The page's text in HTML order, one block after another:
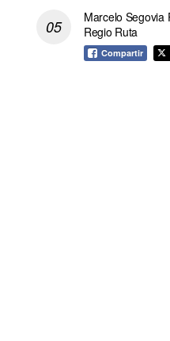
Marcelo Segovia
Regio Ruta
Compartir